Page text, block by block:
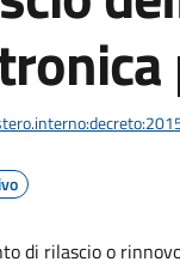
di rilascio o